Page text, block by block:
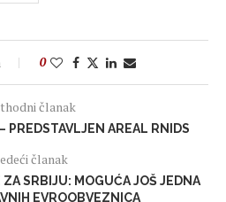
0
članak
PREDSTAVLJEN AREAL RNIDS
članak
SRBIJU: MOGUĆA JOŠ JEDNA
EVROOBVEZNICA